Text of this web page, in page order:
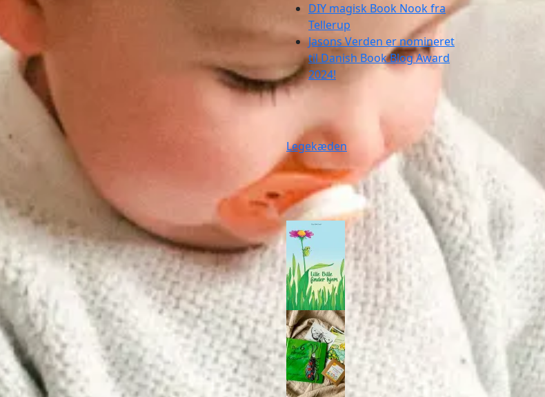
DIY magisk Book Nook fra
Tellerup
Jasons Verden er nomineret
til Danish Book Blog Award
2024!
Legekæden